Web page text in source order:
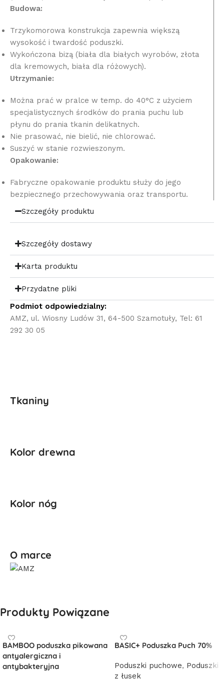
Budowa:
Trzykomorowa konstrukcja zapewnia większą
wysokość i twardość poduszki.
Wykończona bizą (biała dla białych wyrobów, złota
dla kremowych, biała dla różowych).
Utrzymanie:
Można prać w pralce w temp. do 40°C z użyciem
specjalistycznych środków do prania puchu lub
płynu do prania tkanin delikatnych.
Nie prasować, nie bielić, nie chlorować.
Suszyć w stanie rozwieszonym.
Opakowanie:
Fabryczne opakowanie produktu służy do jego
bezpiecznego przechowywania oraz transportu.
Szczegóły produktu
Szczegóły dostawy
Karta produktu
Przydatne pliki
Podmiot odpowiedzialny:
AMZ, ul. Wiosny Ludów 31, 64-500 Szamotuły, Tel: 61
292 30 05
Tkaniny
Kolor drewna
Kolor nóg
O marce
Produkty Powiązane
BAMBOO poduszka pikowana
antyalergiczna i
antybakteryjna
BASIC+ Poduszka Puch 70%
Poduszki puchowe, Poduszki
z łusek